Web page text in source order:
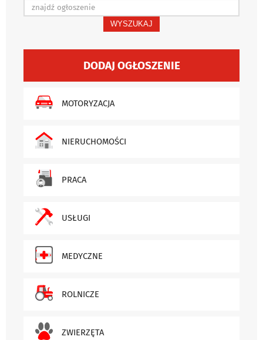
WYSZUKAJ
DODAJ OGŁOSZENIE
MOTORYZACJA
NIERUCHOMOŚCI
PRACA
USŁUGI
MEDYCZNE
ROLNICZE
ZWIERZĘTA